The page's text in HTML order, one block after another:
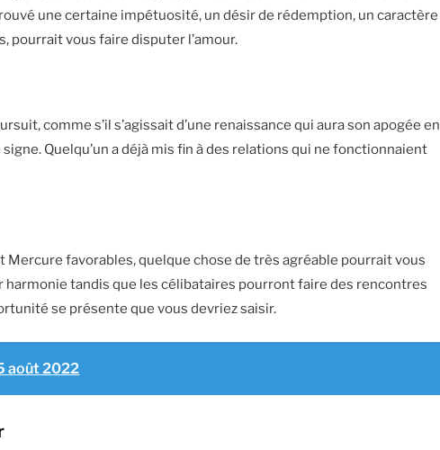
une certaine impétuosité, un désir de rédemption, un caractère
pourrait vous faire disputer l’amour.
comme s’il s’agissait d’une renaissance qui aura son apogée en
Quelqu’un a déjà mis fin à des relations qui ne fonctionnaient
Mercure favorables, quelque chose de très agréable pourrait vous
tandis que les célibataires pourront faire des rencontres
se présente que vous devriez saisir.
août 2022